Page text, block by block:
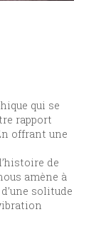
qui se
rapport
offrant une
de
amène à
solitude